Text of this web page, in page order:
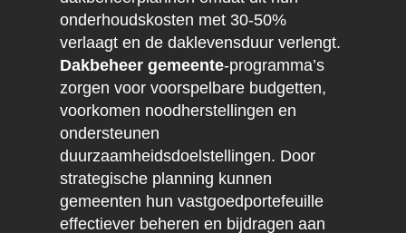
onderhoudskosten met 30-50%
verlaagt en de daklevensduur verlengt.
Dakbeheer gemeente-programma’s
zorgen voor voorspelbare budgetten,
voorkomen noodherstellingen en
ondersteunen
duurzaamheidsdoelstellingen. Door
strategische planning kunnen
gemeenten hun vastgoedportefeuille
effectiever beheren en bijdragen aan